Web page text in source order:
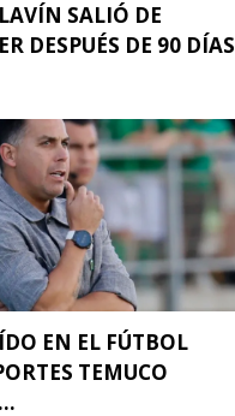
SALIÓ DE
DESPUÉS DE 90 DÍAS
EN EL FÚTBOL
TEMUCO